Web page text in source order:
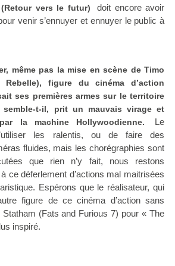
vers le futur)
doit encore avoir
venir s’ennuyer et ennuyer le public à
même pas la mise en scène de Timo
Rebelle), figure du cinéma d’action
ses premières armes sur le territoire
semble-t-il, prit un mauvais virage et
la machine Hollywoodienne.
Le
les ralentis, ou de faire des
fluides, mais les chorégraphies sont
que rien n’y fait, nous restons
ce déferlement d’actions mal maitrisées
Espérons que le réalisateur, qui
figure de ce cinéma d’action sans
(Fats and Furious 7) pour « The
inspiré.